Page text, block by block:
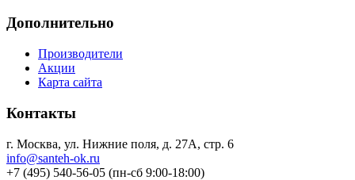
Дополнительно
Производители
Акции
Карта сайта
Контакты
г. Москва, ул. Нижние поля, д. 27А, стр. 6
info@santeh-ok.ru
+7 (495) 540-56-05 (пн-сб 9:00-18:00)